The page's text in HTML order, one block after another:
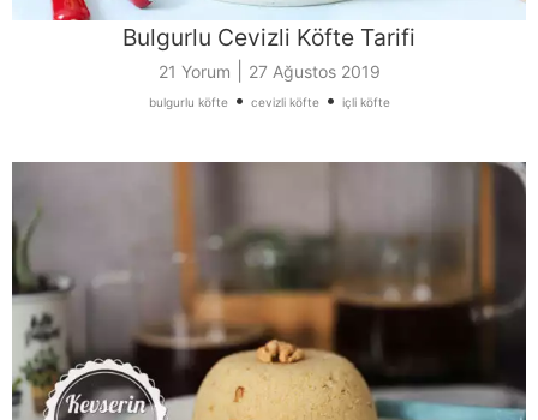
Bulgurlu Cevizli Köfte Tarifi
21 Yorum 27 Ağustos 2019
bulgurlu köfte• cevizli köfte• içli köfte